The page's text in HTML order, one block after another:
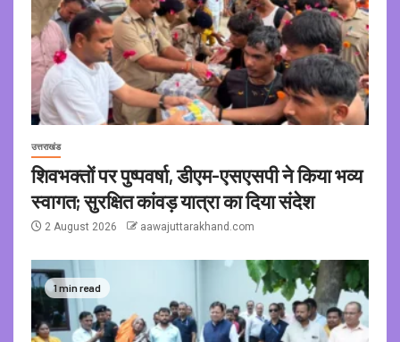
उत्तराखंड
शिवभक्तों पर पुष्पवर्षा, डीएम-एसएसपी ने किया भव्य
स्वागत; सुरक्षित कांवड़ यात्रा का दिया संदेश
2 August 2026 aawajuttarakhand.com
1 min read